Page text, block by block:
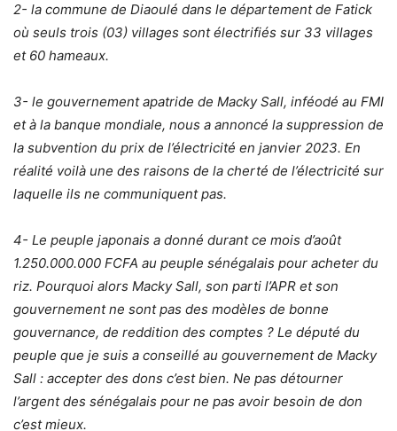
2- la commune de Diaoulé dans le département de Fatick
où seuls trois (03) villages sont électrifiés sur 33 villages
et 60 hameaux.
3- le gouvernement apatride de Macky Sall, inféodé au FMI
et à la banque mondiale, nous a annoncé la suppression de
la subvention du prix de l’électricité en janvier 2023. En
réalité voilà une des raisons de la cherté de l’électricité sur
laquelle ils ne communiquent pas.
4- Le peuple japonais a donné durant ce mois d’août
1.250.000.000 FCFA au peuple sénégalais pour acheter du
riz. Pourquoi alors Macky Sall, son parti l’APR et son
gouvernement ne sont pas des modèles de bonne
gouvernance, de reddition des comptes ? Le député du
peuple que je suis a conseillé au gouvernement de Macky
Sall : accepter des dons c’est bien. Ne pas détourner
l’argent des sénégalais pour ne pas avoir besoin de don
c’est mieux.